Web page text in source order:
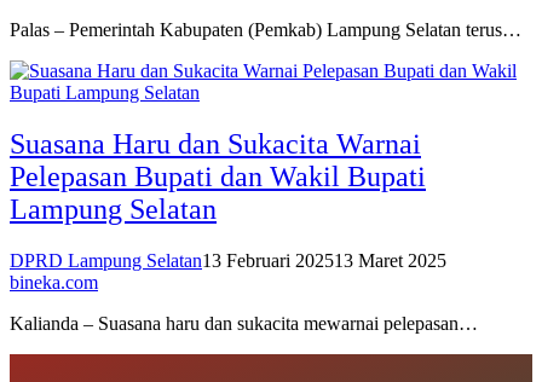
Palas – Pemerintah Kabupaten (Pemkab) Lampung Selatan terus…
Suasana Haru dan Sukacita Warnai
Pelepasan Bupati dan Wakil Bupati
Lampung Selatan
DPRD Lampung Selatan13 Februari 202513 Maret 2025
bineka.com
Kalianda – Suasana haru dan sukacita mewarnai pelepasan…